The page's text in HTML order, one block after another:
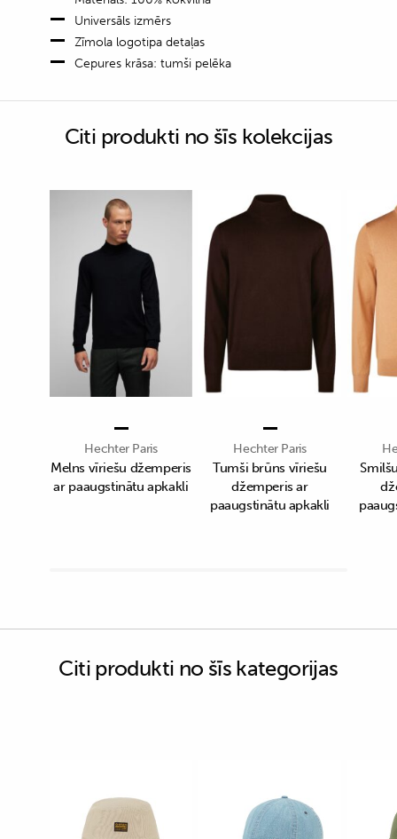
Universāls izmērs
Zīmola logotipa detaļas
Cepures krāsa: tumši pelēka
Citi produkti no šīs kolekcijas
Hechter Paris
Melns vīriešu džemperis
ar paaugstinātu apkakli
Hechter Paris
Tumši brūns vīriešu
džemperis ar
paaugstinātu apkakli
Citi produkti no šīs kategorijas